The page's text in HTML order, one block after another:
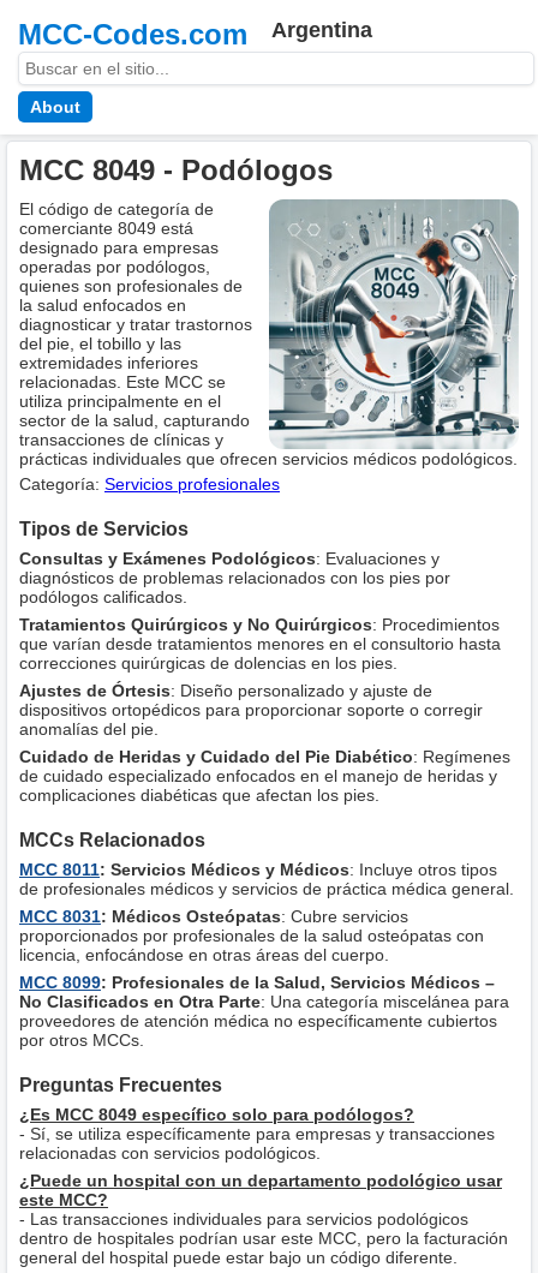
MCC-Codes.com Argentina
About
MCC 8049 - Podólogos
El código de categoría de
comerciante 8049 está
designado para empresas
operadas por podólogos,
quienes son profesionales de
la salud enfocados en
diagnosticar y tratar trastornos
del pie, el tobillo y las
extremidades inferiores
relacionadas. Este MCC se
utiliza principalmente en el
sector de la salud, capturando
transacciones de clínicas y
prácticas individuales que ofrecen servicios médicos podológicos.
Categoría: Servicios profesionales
Tipos de Servicios
Consultas y Exámenes Podológicos: Evaluaciones y
diagnósticos de problemas relacionados con los pies por
podólogos calificados.
Tratamientos Quirúrgicos y No Quirúrgicos: Procedimientos
que varían desde tratamientos menores en el consultorio hasta
correcciones quirúrgicas de dolencias en los pies.
Ajustes de Órtesis: Diseño personalizado y ajuste de
dispositivos ortopédicos para proporcionar soporte o corregir
anomalías del pie.
Cuidado de Heridas y Cuidado del Pie Diabético: Regímenes
de cuidado especializado enfocados en el manejo de heridas y
complicaciones diabéticas que afectan los pies.
MCCs Relacionados
MCC 8011: Servicios Médicos y Médicos: Incluye otros tipos
de profesionales médicos y servicios de práctica médica general.
MCC 8031: Médicos Osteópatas: Cubre servicios
proporcionados por profesionales de la salud osteópatas con
licencia, enfocándose en otras áreas del cuerpo.
MCC 8099: Profesionales de la Salud, Servicios Médicos –
No Clasificados en Otra Parte: Una categoría miscelánea para
proveedores de atención médica no específicamente cubiertos
por otros MCCs.
Preguntas Frecuentes
¿Es MCC 8049 específico solo para podólogos?
- Sí, se utiliza específicamente para empresas y transacciones
relacionadas con servicios podológicos.
¿Puede un hospital con un departamento podológico usar
este MCC?
- Las transacciones individuales para servicios podológicos
dentro de hospitales podrían usar este MCC, pero la facturación
general del hospital puede estar bajo un código diferente.